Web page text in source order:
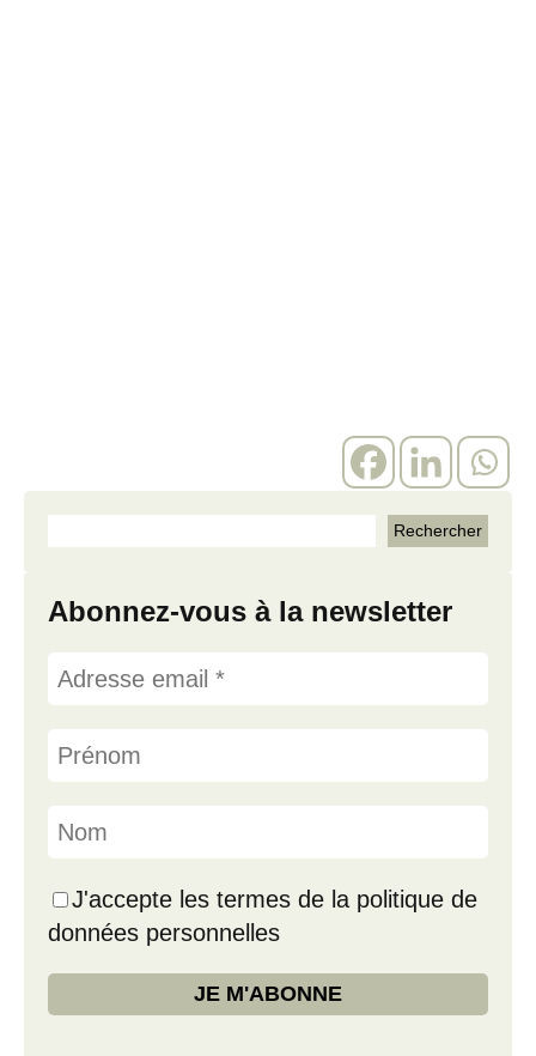
Abonnez-vous à la newsletter
J'accepte les termes de la politique de
données personnelles